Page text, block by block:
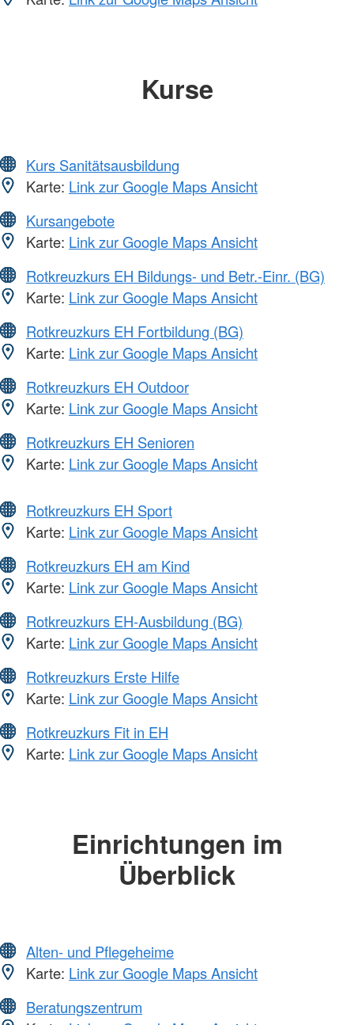
Kurse
Kurs Sanitätsausbildung
Karte: Link zur Google Maps Ansicht
Kursangebote
Karte: Link zur Google Maps Ansicht
Rotkreuzkurs EH Bildungs- und Betr.-Einr. (BG)
Karte: Link zur Google Maps Ansicht
Rotkreuzkurs EH Fortbildung (BG)
Karte: Link zur Google Maps Ansicht
Rotkreuzkurs EH Outdoor
Karte: Link zur Google Maps Ansicht
Rotkreuzkurs EH Senioren
Karte: Link zur Google Maps Ansicht
Rotkreuzkurs EH Sport
Karte: Link zur Google Maps Ansicht
Rotkreuzkurs EH am Kind
Karte: Link zur Google Maps Ansicht
Rotkreuzkurs EH-Ausbildung (BG)
Karte: Link zur Google Maps Ansicht
Rotkreuzkurs Erste Hilfe
Karte: Link zur Google Maps Ansicht
Rotkreuzkurs Fit in EH
Karte: Link zur Google Maps Ansicht
Einrichtungen im
Überblick
Alten- und Pflegeheime
Karte: Link zur Google Maps Ansicht
Beratungszentrum